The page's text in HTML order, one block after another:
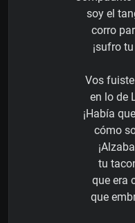
soy el
corro
¡sufro
Vos
en lo de
¡Había
cómo
tu
que era
que